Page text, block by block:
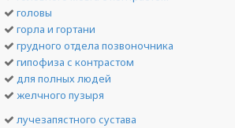
головы
горла и гортани
грудного отдела позвоночника
гипофиза с контрастом
для полных людей
желчного пузыря
лучезапястного сустава